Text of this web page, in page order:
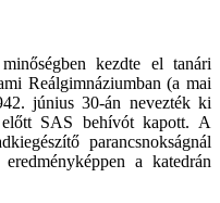
kezdte el tanári
Reálgimnáziumban (a mai
június 30-án nevezték ki
SAS behívót kapott. A
parancsnokságnál
a katedrán